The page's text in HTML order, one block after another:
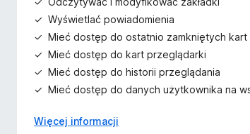
Wyświetlać powiadomienia
Mieć dostęp do ostatnio zamkniętych kart
Mieć dostęp do kart przeglądarki
Mieć dostęp do historii przeglądania
Mieć dostęp do danych użytkownika na
Więcej informacji